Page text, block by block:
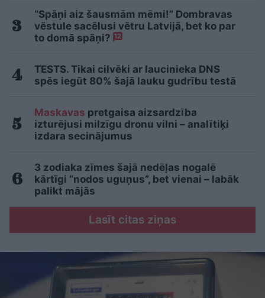
“Spāņi aiz šausmām mēmi!” Dombravas
vēstule sacēlusi vētru Latvijā, bet ko par
to domā spāņi? 12
TESTS. Tikai cilvēki ar laucinieka DNS
spēs iegūt 80% šajā lauku gudrību testā
Maskavas pretgaisa aizsardzība
izturējusi milzīgu dronu vilni – analītiķi
izdara secinājumus
3 zodiaka zīmes šajā nedēļas nogalē
kārtīgi “nodos uguņus”, bet vienai – labāk
palikt mājās
Lasīt citas ziņas